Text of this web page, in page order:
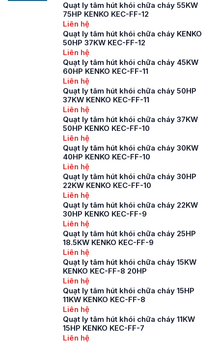
Quạt ly tâm hút khói chữa cháy 55KW
75HP KENKO KEC-FF-12
Liên hệ
Quạt ly tâm hút khói chữa cháy KENKO
50HP 37KW KEC-FF-12
Liên hệ
Quạt ly tâm hút khói chữa cháy 45KW
60HP KENKO KEC-FF-11
Liên hệ
Quạt ly tâm hút khói chữa cháy 50HP
37KW KENKO KEC-FF-11
Liên hệ
Quạt ly tâm hút khói chữa cháy 37KW
50HP KENKO KEC-FF-10
Liên hệ
Quạt ly tâm hút khói chữa cháy 30KW
40HP KENKO KEC-FF-10
Liên hệ
Quạt ly tâm hút khói chữa cháy 30HP
22KW KENKO KEC-FF-10
Liên hệ
Quạt ly tâm hút khói chữa cháy 22KW
30HP KENKO KEC-FF-9
Liên hệ
Quạt ly tâm hút khói chữa cháy 25HP
18.5KW KENKO KEC-FF-9
Liên hệ
Quạt ly tâm hút khói chữa cháy 15KW
KENKO KEC-FF-8 20HP
Liên hệ
Quạt ly tâm hút khói chữa cháy 15HP
11KW KENKO KEC-FF-8
Liên hệ
Quạt ly tâm hút khói chữa cháy 11KW
15HP KENKO KEC-FF-7
Liên hệ